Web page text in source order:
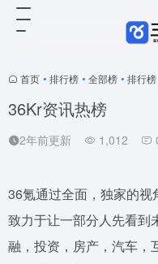
首页 • 排行榜 • 全部榜 • 排行榜
36Kr资讯热榜
2年前更新 1,012
36氪通过全面，独家的视
致力于让一部分人先看到
融，投资，房产，汽车，